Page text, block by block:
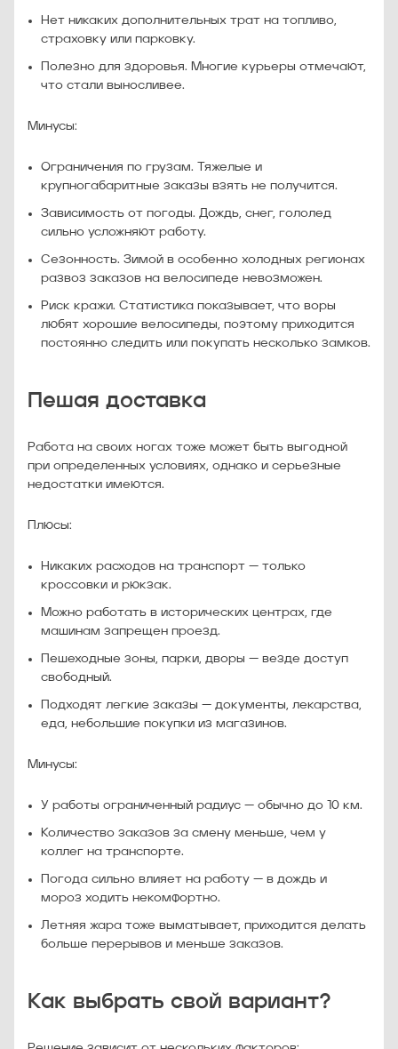
Нет никаких дополнительных трат на топливо,
страховку или парковку.
Полезно для здоровья. Многие курьеры отмечают,
что стали выносливее.
Минусы:
Ограничения по грузам. Тяжелые и
крупногабаритные заказы взять не получится.
Зависимость от погоды. Дождь, снег, гололед
сильно усложняют работу.
Сезонность. Зимой в особенно холодных регионах
развоз заказов на велосипеде невозможен.
Риск кражи. Статистика показывает, что воры
любят хорошие велосипеды, поэтому приходится
постоянно следить или покупать несколько замков.
Пешая доставка
Работа на своих ногах тоже может быть выгодной
при определенных условиях, однако и серьезные
недостатки имеются.
Плюсы:
Никаких расходов на транспорт — только
кроссовки и рюкзак.
Можно работать в исторических центрах, где
машинам запрещен проезд.
Пешеходные зоны, парки, дворы — везде доступ
свободный.
Подходят легкие заказы — документы, лекарства,
еда, небольшие покупки из магазинов.
Минусы:
У работы ограниченный радиус — обычно до 10 км.
Количество заказов за смену меньше, чем у
коллег на транспорте.
Погода сильно влияет на работу — в дождь и
мороз ходить некомфортно.
Летняя жара тоже выматывает, приходится делать
больше перерывов и меньше заказов.
Как выбрать свой вариант?